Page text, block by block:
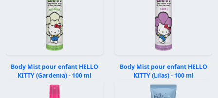
Body Mist pour enfant HELLO
KITTY (Gardenia) - 100 ml
Body Mist pour enfant HELLO
KITTY (Lilas) - 100 ml
Précédent